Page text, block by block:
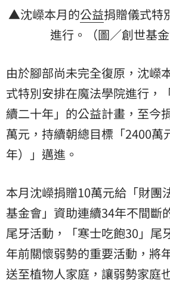
▲沈嶸本月的公益捐贈儀式特
進行。（圖／創世基金
由於腳部尚未完全復原，沈嶸
式特別安排在魔法學院進行，
續二十年」的公益計畫，至今
萬元，持續朝總目標「2400萬
年）」邁進。
本月沈嶸捐贈10萬元給「財團
基金會」資助連續34年不間斷
尾牙活動，「寒士吃飽30」尾
年前關懷弱勢的重要活動，將
送至植物人家庭，讓弱勢家庭